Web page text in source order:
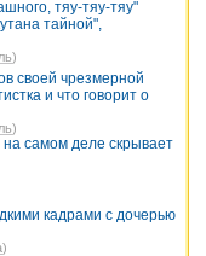
тяу-тяу-тяу"
тайной",
)
своей чрезмерной
и что говорит о
)
самом деле скрывает
кадрами с дочерью
)